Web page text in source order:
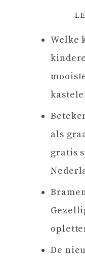
Welke
als
gratis
De